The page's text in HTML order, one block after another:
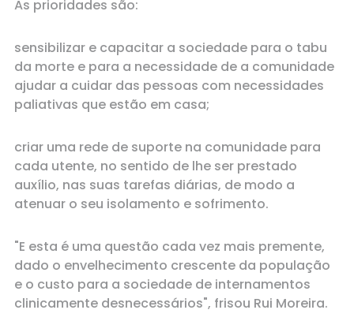
As prioridades são:
sensibilizar e capacitar a sociedade para o tabu
da morte e para a necessidade de a comunidade
ajudar a cuidar das pessoas com necessidades
paliativas que estão em casa;
criar uma rede de suporte na comunidade para
cada utente, no sentido de lhe ser prestado
auxílio, nas suas tarefas diárias, de modo a
atenuar o seu isolamento e sofrimento.
"E esta é uma questão cada vez mais premente,
dado o envelhecimento crescente da população
e o custo para a sociedade de internamentos
clinicamente desnecessários", frisou Rui Moreira.